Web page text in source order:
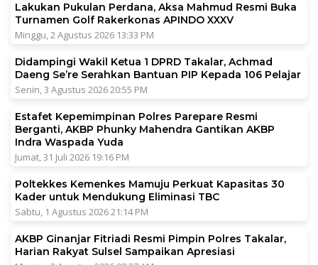
Lakukan Pukulan Perdana, Aksa Mahmud Resmi Buka
Turnamen Golf Rakerkonas APINDO XXXV
Minggu, 2 Agustus 2026 13:33 PM
Didampingi Wakil Ketua 1 DPRD Takalar, Achmad
Daeng Se’re Serahkan Bantuan PIP Kepada 106 Pelajar
Senin, 3 Agustus 2026 20:55 PM
Estafet Kepemimpinan Polres Parepare Resmi
Berganti, AKBP Phunky Mahendra Gantikan AKBP
Indra Waspada Yuda
Jumat, 31 Juli 2026 19:16 PM
Poltekkes Kemenkes Mamuju Perkuat Kapasitas 30
Kader untuk Mendukung Eliminasi TBC
Sabtu, 1 Agustus 2026 21:14 PM
AKBP Ginanjar Fitriadi Resmi Pimpin Polres Takalar,
Harian Rakyat Sulsel Sampaikan Apresiasi